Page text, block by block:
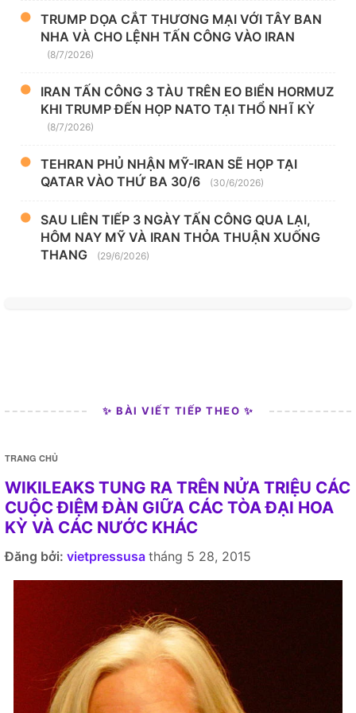
TRUMP DỌA CẮT THƯƠNG MẠI VỚI TÂY BAN
NHA VÀ CHO LỆNH TẤN CÔNG VÀO IRAN
(8/7/2026)
IRAN TẤN CÔNG 3 TÀU TRÊN EO BIỂN HORMUZ
KHI TRUMP ĐẾN HỌP NATO TẠI THỔ NHĨ KỲ
(8/7/2026)
TEHRAN PHỦ NHẬN MỸ-IRAN SẼ HỌP TẠI
QATAR VÀO THỨ BA 30/6
(30/6/2026)
SAU LIÊN TIẾP 3 NGÀY TẤN CÔNG QUA LẠI,
HÔM NAY MỸ VÀ IRAN THỎA THUẬN XUỐNG
THANG
(29/6/2026)
✨ BÀI VIẾT TIẾP THEO ✨
TRANG CHỦ
WIKILEAKS TUNG RA TRÊN NỬA TRIỆU CÁC
CUỘC ĐIỆM ĐÀN GIỮA CÁC TÒA ĐẠI HOA
KỲ VÀ CÁC NƯỚC KHÁC
Đăng bởi: vietpressusa tháng 5 28, 2015